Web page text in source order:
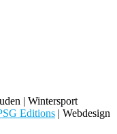
| Wintersport
Editions | Webdesign